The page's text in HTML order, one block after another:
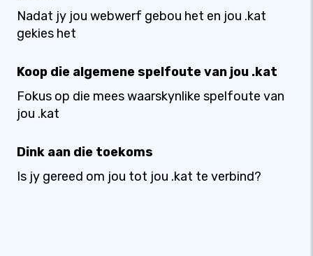
Nadat jy jou webwerf gebou het en jou .kat
gekies het
Koop die algemene spelfoute van jou .kat
Fokus op die mees waarskynlike spelfoute van
jou .kat
Dink aan die toekoms
Is jy gereed om jou tot jou .kat te verbind?